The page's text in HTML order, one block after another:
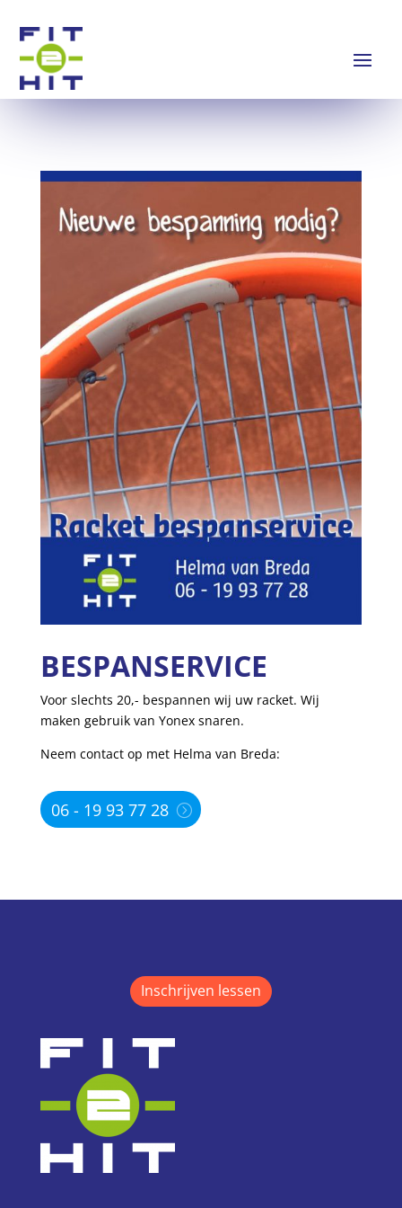
BESPANSERVICE
Voor slechts 20,- bespannen wij uw racket. Wij
maken gebruik van Yonex snaren.
Neem contact op met Helma van Breda:
06 - 19 93 77 28
Inschrijven lessen